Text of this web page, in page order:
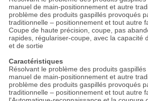
POLICY
manuel de main-positionnement et autre
problème des produits gaspillés provoqués
traditionnelle – positionnement et tout autre
Coupe de haute précision, coupe, pas
rapides, régulariser-coupe, avec la capacité
et de sortie
Caractéristiques
Résolvant le problème des produits
manuel de main-positionnement et autre
problème des produits gaspillés provoqués
traditionnelle – positionnement et tout autre